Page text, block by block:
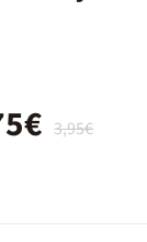
3,95€